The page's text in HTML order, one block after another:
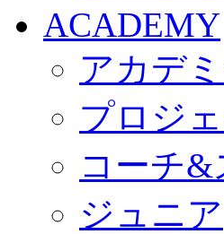
ACADEMY
アカデ
プロジ
コーチ&
ジュニア